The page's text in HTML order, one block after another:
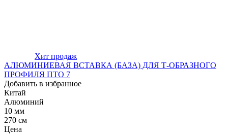
Хит продаж
АЛЮМИНИЕВАЯ ВСТАВКА (БАЗА) ДЛЯ Т-ОБРАЗНОГО
ПРОФИЛЯ ПТО 7
Добавить в избранное
Китай
Алюминий
10 мм
270 см
Цена